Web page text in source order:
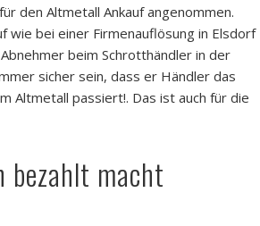
den Altmetall Ankauf angenommen.
wie bei einer Firmenauflösung in Elsdorf
beim Schrotthändler in der
sicher sein, dass er Händler das
Altmetall passiert!. Das ist auch für die
bezahlt macht